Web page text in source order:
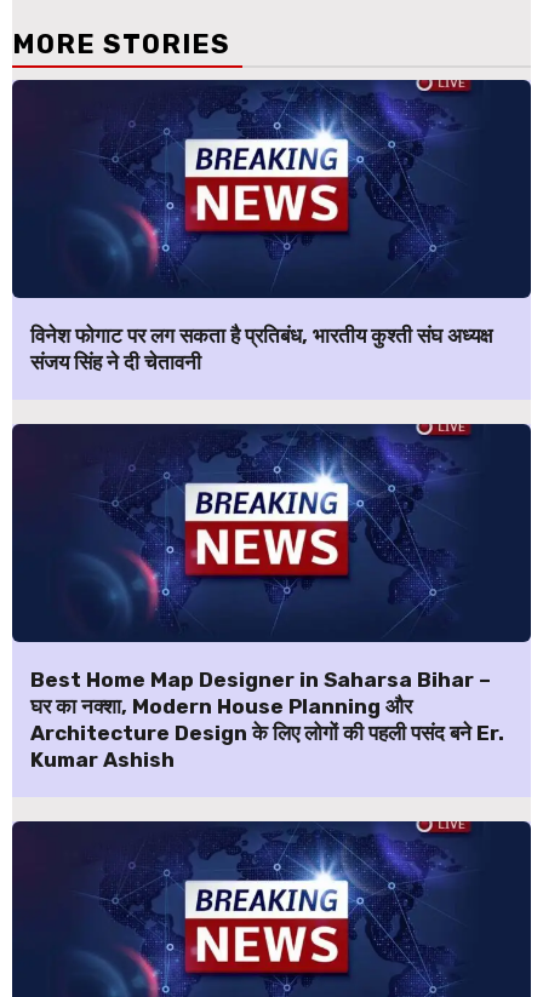
MORE STORIES
विनेश फोगाट पर लग सकता है प्रतिबंध, भारतीय कुश्ती संघ अध्यक्ष
संजय सिंह ने दी चेतावनी
Best Home Map Designer in Saharsa Bihar –
घर का नक्शा, Modern House Planning और
Architecture Design के लिए लोगों की पहली पसंद बने Er.
Kumar Ashish